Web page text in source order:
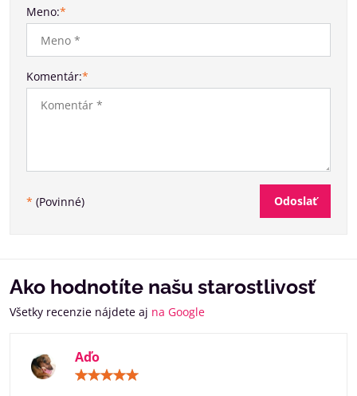
Meno:*
Komentár:*
* (Povinné) Odoslať
Ako hodnotíte našu starostlivosť
Všetky recenzie nájdete aj na Google
Aďo